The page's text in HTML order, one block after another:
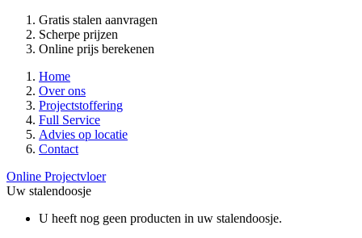
Gratis stalen aanvragen
Scherpe prijzen
Online prijs berekenen
Home
Over ons
Projectstoffering
Full Service
Advies op locatie
Contact
Online Projectvloer
Uw stalendoosje
U heeft nog geen producten in uw stalendoosje.